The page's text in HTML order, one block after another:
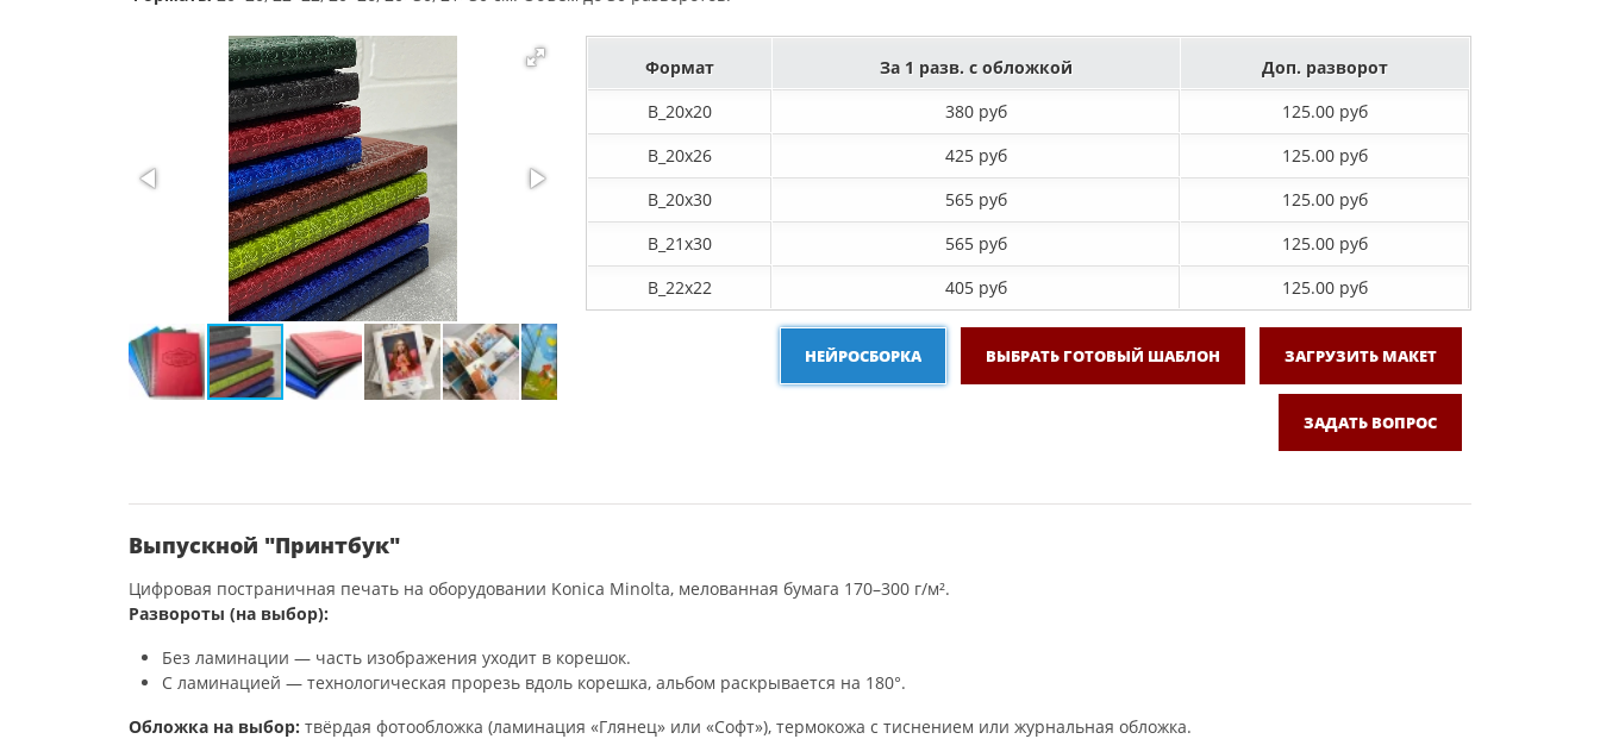
Формат За 1 разв. с обложкой
Доп. разворот
B_20х20
380 руб
125.00 руб
B_20х26
425 руб
125.00 руб
B_20х30
565 руб
125.00 руб
B_21х30
565 руб
125.00 руб
B_22х22
405 руб 125.00 руб
НЕЙРОСБОРКА ВЫБРАТЬ ГОТОВЫЙ ШАБЛОН ЗАГРУЗИТЬ МАКЕТ
ЗАДАТЬ ВОПРОС
Выпускной "Принтбук"
Цифровая постраничная печать на оборудовании Konica Minolta, мелованная бумага 170–300 г/м².
Развороты (на выбор):
Без ламинации — часть изображения уходит в корешок.
С ламинацией — технологическая прорезь вдоль корешка, альбом раскрывается на 180°.
Обложка на выбор: твёрдая фотообложка (ламинация «Глянец» или «Софт»), термокожа с тиснением или журнальная обложка.